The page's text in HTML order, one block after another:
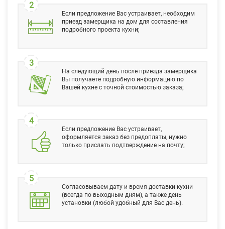
2
Если предложение Вас устраивает, необходим
приезд замерщика на дом для составления
подробного проекта кухни;
3
На следующий день после приезда замерщика
Вы получаете подробную информацию по
Вашей кухне с точной стоимостью заказа;
4
Если предложение Вас устраивает,
оформляется заказ без предоплаты, нужно
только прислать подтверждение на почту;
5
Согласовываем дату и время доставки кухни
(всегда по выходным дням), а также день
установки (любой удобный для Вас день).